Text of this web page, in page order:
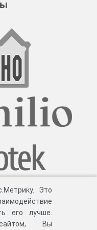
земских управ,
составу – прошения о
должность, списки
Это
его лучше.
Вы